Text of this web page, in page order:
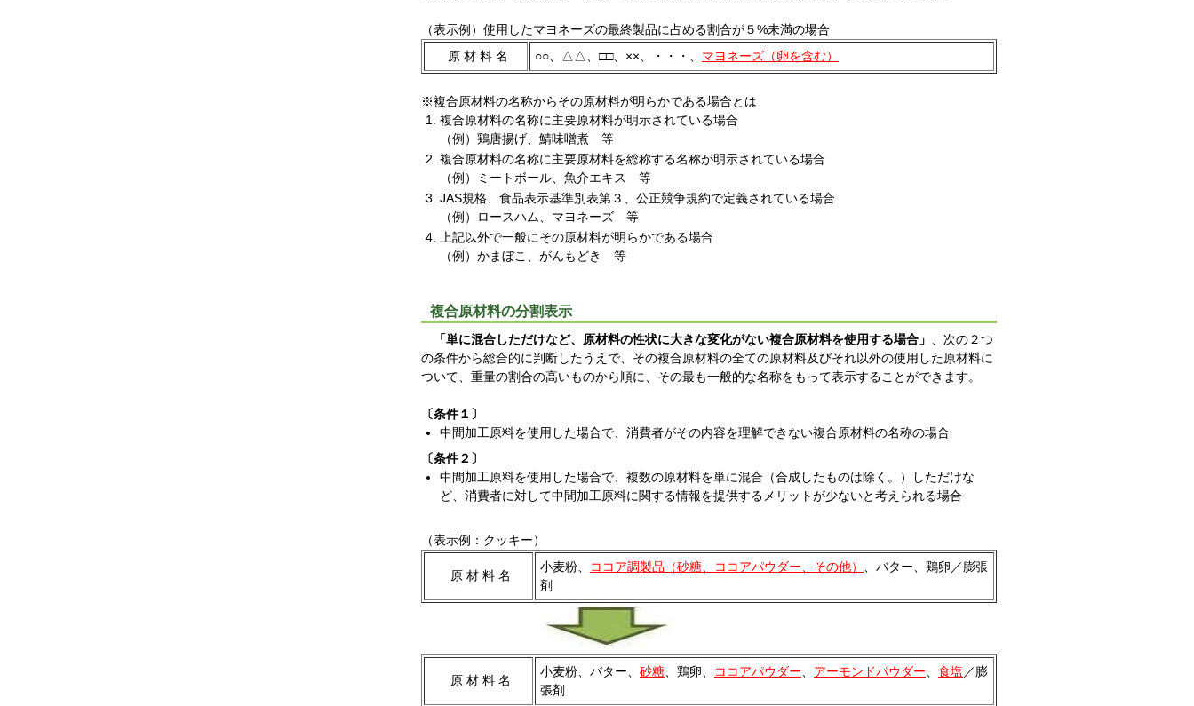
（表示例）使用したマヨネーズの最終製品に占める割合が５%未満の場合
原 材 料 名
○○、△△、□□、××、・・・、 マヨネーズ（卵を含む）
※複合原材料の名称からその原材料が明らかである場合とは
複合原材料の名称に主要原材料が明示されている場合
（例）鶏唐揚げ、鯖味噌煮 等
複合原材料の名称に主要原材料を総称する名称が明示されている場合
（例）ミートボール、魚介エキス 等
JAS規格、食品表示基準別表第３、公正競争規約で定義されている場合
（例）ロースハム、マヨネーズ 等
上記以外で一般にその原材料が明らかである場合
（例）かまぼこ、がんもどき 等
複合原材料の分割表示
「単に混合しただけなど、原材料の性状に大きな変化がない複合原材料を使用する場合」
、次の２つ
の条件から総合的に判断したうえで、その複合原材料の全ての原材料及びそれ以外の使用した原材料に
ついて、重量の割合の高いものから順に、その最も一般的な名称をもって表示することができます。
〔条件１〕
中間加工原料を使用した場合で、消費者がその内容を理解できない複合原材料の名称の場合
〔条件２〕
中間加工原料を使用した場合で、複数の原材料を単に混合（合成したものは除く。）しただけな
ど、消費者に対して中間加工原料に関する情報を提供するメリットが少ないと考えられる場合
（表示例：クッキー）
原 材 料 名
小麦粉、 ココア調製品（砂糖、ココアパウダー、その他）
、バター、鶏卵／膨張
剤
原 材 料 名
小麦粉、バター、 砂糖 、鶏卵、 ココアパウダー アーモンドパウダー 食塩 ／膨
張剤